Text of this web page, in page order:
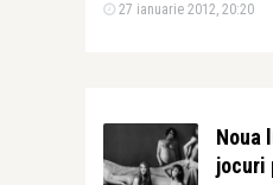
27 ianuarie 2012, 20:20
Noua
jocuri